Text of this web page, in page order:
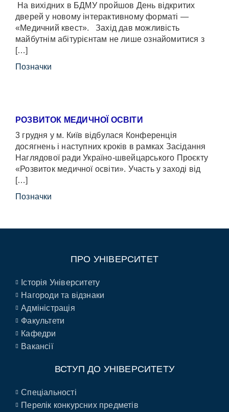
На вихідних в БДМУ пройшов День відкритих
дверей у новому інтерактивному форматі —
«Медичний квест». Захід дав можливість
майбутнім абітурієнтам не лише ознайомитися з
[…]
Позначки
РОЗВИТОК МЕДИЧНОЇ ОСВІТИ
3 грудня у м. Київ відбулася Конференція
досягнень і наступних кроків в рамках Засідання
Наглядової ради Україно-швейцарського Проєкту
«Розвиток медичної освіти». Участь у заході від
[…]
Позначки
ПРО УНІВЕРСИТЕТ
Історія Університету
Нагороди та відзнаки
Адміністрація
Факультети
Кафедри
Вакансії
ВСТУП ДО УНІВЕРСИТЕТУ
Спеціальності
Перелік конкурсних предметів